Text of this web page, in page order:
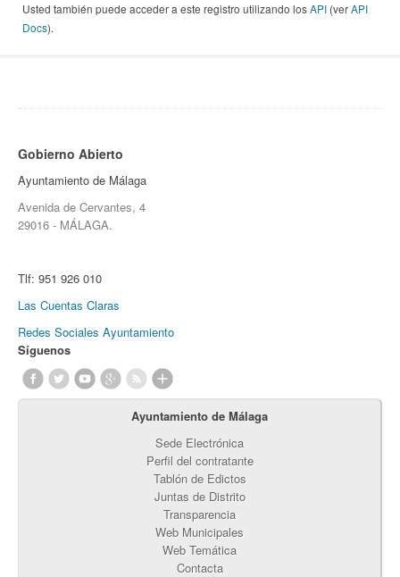
Usted también puede acceder a este registro utilizando losAPI (verAPI
Docs).
Gobierno Abierto
Ayuntamiento de Málaga
Avenida de Cervantes, 4
29016 - MÁLAGA.
Tlf: 951 926 010
Las Cuentas Claras
Redes Sociales Ayuntamiento
Síguenos
Ayuntamiento de Málaga
Sede Electrónica
Perfil del contratante
Tablón de Edictos
Juntas de Distrito
Transparencia
Web Municipales
Web Temática
Contacta